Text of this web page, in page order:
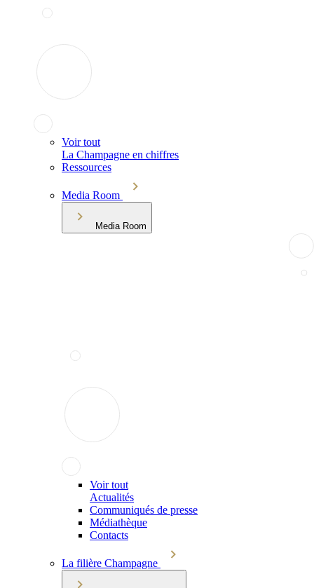
Voir tout
La Champagne en chiffres
Ressources
Media Room
Media Room
Voir tout
Actualités
Communiqués de presse
Médiathèque
Contacts
La filière Champagne